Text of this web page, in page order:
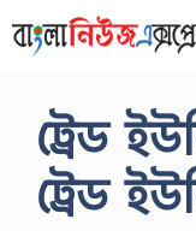
to
ট্রেড
ট্রেড